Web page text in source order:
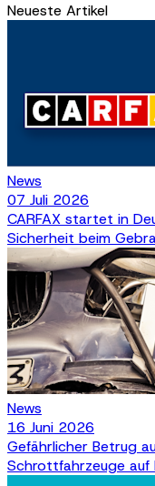
Neueste Artikel
News
07 Juli 2026
CARFAX startet in
Sicherheit beim
News
16 Juni 2026
Gefährlicher Betrug
Schrottfahrzeuge auf